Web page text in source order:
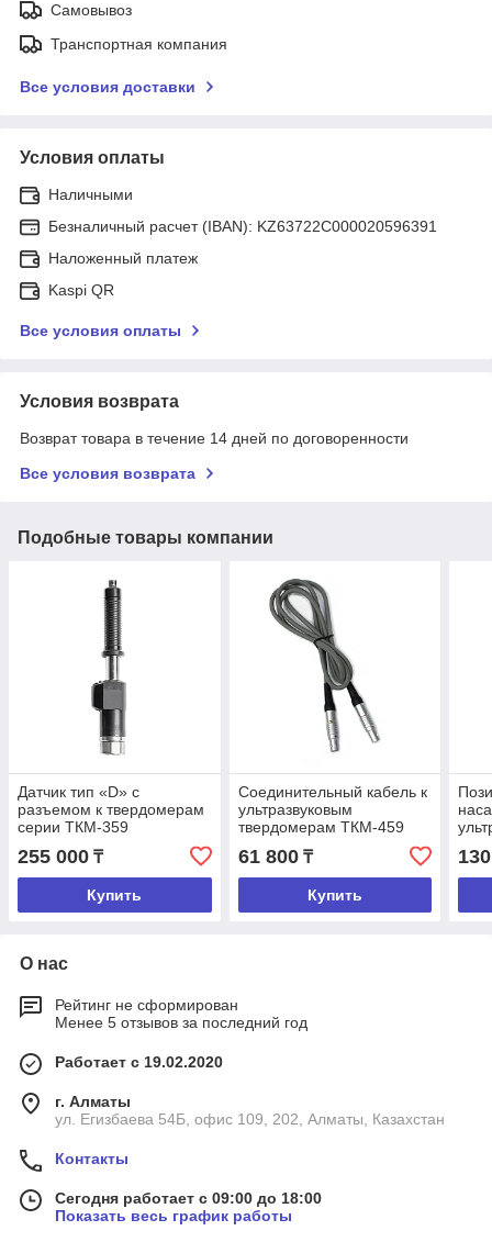
Самовывоз
Транспортная компания
Все условия доставки
Условия оплаты
Наличными
Безналичный расчет (IBAN): KZ63722C000020596391
Наложенный платеж
Kaspi QR
Все условия оплаты
Условия возврата
Возврат товара в течение 14 дней по договоренности
Все условия возврата
Подобные товары компании
Датчик тип «D» с
разъемом к твердомерам
серии ТКМ-359
255 000 ₸
Купить
Соединительный кабель к
ультразвуковым
твердомерам ТКМ-459
61 800₸
Купить
О нас
Рейтинг не сформирован
Менее 5 отзывов за последний год
Работает с 19.02.2020
г. Алматы
ул. Егизбаева 54Б, офис 109, 202, Алматы, Казахстан
Контакты
Сегодня работает с 09:00 до 18:00
Показать весь график работы